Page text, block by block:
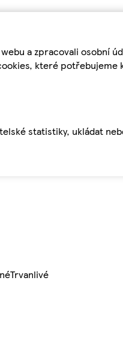
a zpracovali osobní
které
statistiky, ukládat
Trvanlivé